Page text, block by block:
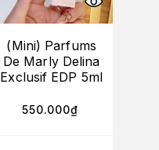
(Mini) Parfums
De Marly Delina
Exclusif EDP 5ml
550.000₫